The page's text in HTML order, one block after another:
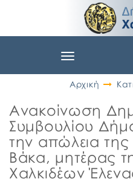
Toggle
Αρχική
Ανακοίνωση
Συμβουλίου
την απώλεια της
Βάκα, μητέρας
Χαλκιδέων